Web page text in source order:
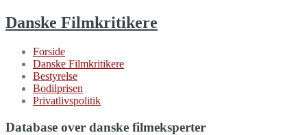
Danske Filmkritikere
Forside
Danske Filmkritikere
Bestyrelse
Bodilprisen
Privatlivspolitik
Database over danske filmeksperter